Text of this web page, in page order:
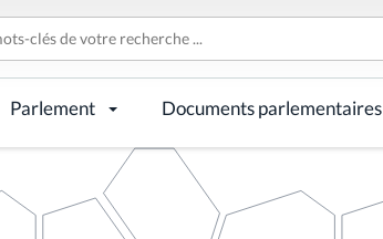
Parlement Documents parlementaires